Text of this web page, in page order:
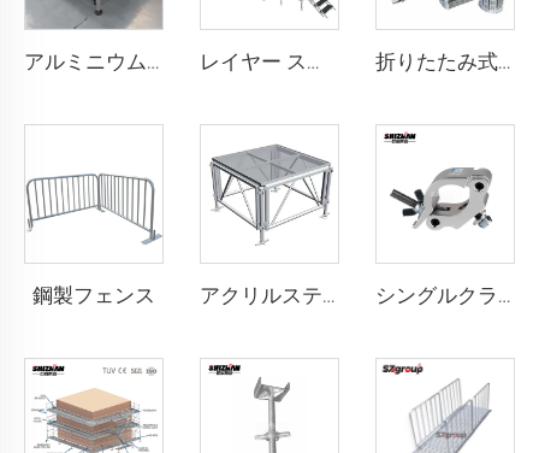
アルミニウム製ポータブルステージ レイヤー ステージ 折りたたみ式ステージ モバイル型アルミ合金活動用折りたたみステージ 段差解消スロープ付き
鋼製フェンス アクリルステージ シングルクランプ